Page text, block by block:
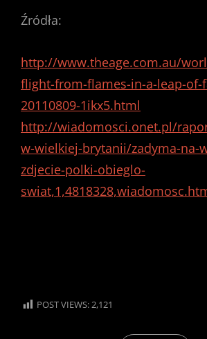
Źródła:
http://www.theage.com.au/
flight-from-flames-in-a-leap-of-
20110809-1ikx5.html
http://wiadomosci.onet.pl/
w-wielkiej-brytanii/zadyma-na-
zdjecie-polki-obieglo-
POST VIEWS:2,121